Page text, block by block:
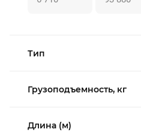
Тип
Грузоподъемность, кг
Длина (м)